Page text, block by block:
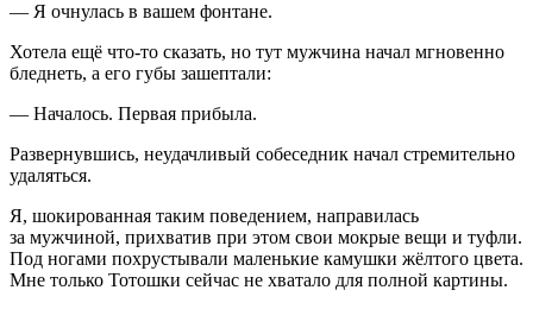
— Я очнулась в вашем фонтане.
Хотела ещё что-то сказать, но тут мужчина начал мгновенно
бледнеть, а его губы зашептали:
— Началось. Первая прибыла.
Развернувшись, неудачливый собеседник начал стремительно
удаляться.
Я, шокированная таким поведением, направилась
за мужчиной, прихватив при этом свои мокрые вещи и туфли.
Под ногами похрустывали маленькие камушки жёлтого цвета.
Мне только Тотошки сейчас не хватало для полной картины.